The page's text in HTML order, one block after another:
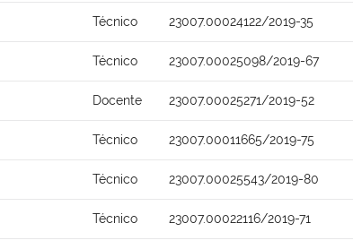
Técnico 23007.00024122/2019-35
Técnico 23007.00025098/2019-67
Docente 23007.00025271/2019-52
Técnico 23007.00011665/2019-75
Técnico 23007.00025543/2019-80
Técnico 23007.00022116/2019-71